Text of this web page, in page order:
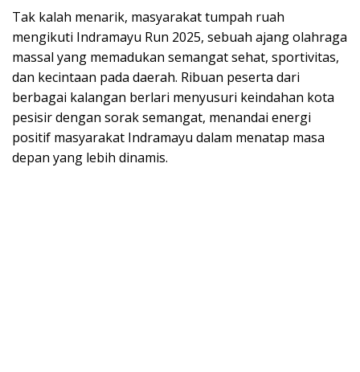
Tak kalah menarik, masyarakat tumpah ruah
mengikuti Indramayu Run 2025, sebuah ajang olahraga
massal yang memadukan semangat sehat, sportivitas,
dan kecintaan pada daerah. Ribuan peserta dari
berbagai kalangan berlari menyusuri keindahan kota
pesisir dengan sorak semangat, menandai energi
positif masyarakat Indramayu dalam menatap masa
depan yang lebih dinamis.